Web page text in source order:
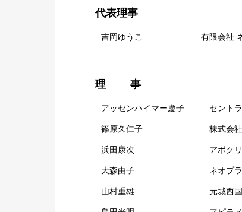
代表理事
吉岡ゆうこ 有限会社 ネオフ
理 事
アッセンハイマー慶子 セントラル
篠原久仁子 株式会社 フロー
浜田康次 アポクリート株
大森由子 ネオプラスファー
山村重雄 元城西国